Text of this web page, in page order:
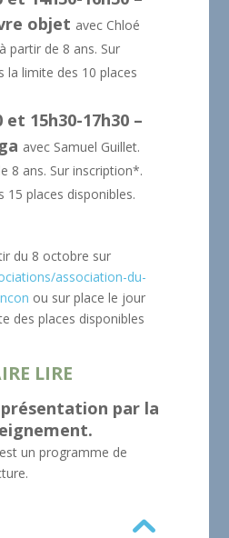
objet avec Chloé
partir de 8 ans. Sur
la limite des 10 places
et 15h30-17h30 –
avec Samuel Guillet.
8 ans. Sur inscription*.
15 places disponibles.
du 8 octobre sur
association-du-
ou sur place le jour
des places disponibles
LIRE
présentation par la
un programme de